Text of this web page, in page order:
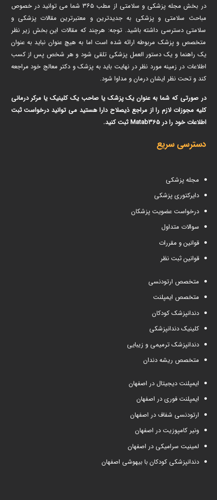
در بخش مجله پزشکی و سلامتی از مطب ۳۶۵ شما می توانید در خصوص
مباحث سلامتی و پزشکی به جدیدترین و معتبرترین مقالات پزشکی و
سلامتی دسترسی داشته باشید. توجه: هرچند که مقالات این بخش زیر نظر
متخصص و پزشک مربوطه ارائه شده است اما به هیچ عنوان نباید به عنوان
یک راهنما و یک دستور العمل پزشکی تلقی شود و هر شخص پس از کسب
اطلاعات در زمینه مورد نظر در نهایت باید به پزشک و دکتر معالج خود مراجعه
کند و تحت نظر ایشان درمان و مداوا شود.
در صورتی که شما به عنوان یک پزشک یا صاحب یک کلینیک یا مرکر درمانی
کلیه مجوزات لازم را از مراجع ذیصلاح دارا هستید می توانید درخواست ثبت
اطلاعات خود را در Matab365 ثبت کنید.
دسترسی سریع
مجله پزشکی
دایرکتوری پزشکی
درخواست عضویت پزشکان
سوالات متداول
قوانین و مقررات
قوانین ثبت نظر
متخصص ارتودنسی
متخصص ایمپلنت
دندانپزشک کودکان
کلینیک دندانپزشکی
دندانپزشک ترمیمی و زیبایی
متخصص ریشه دندان
ایمپلنت دیجیتال در اصفهان
ایمپلنت فوری در اصفهان
ارتودنسی شفاف در اصفهان
ونیر کامپوزیت در اصفهان
لمینیت سرامیکی در اصفهان
دندانپزشکی کودکان با بیهوشی اصفهان